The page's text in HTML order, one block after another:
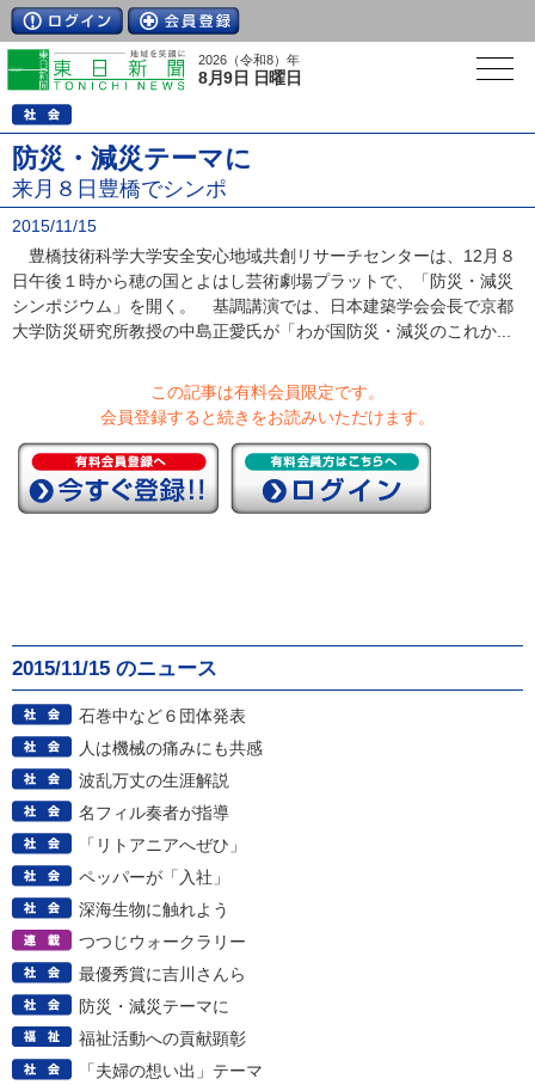
2026（令和8）年
8月9日 日曜日
防災・減災テーマに
来月８日豊橋でシンポ
2015/11/15
豊橋技術科学大学安全安心地域共創リサーチセンターは、12月８
日午後１時から穂の国とよはし芸術劇場プラットで、「防災・減災
シンポジウム」を開く。 基調講演では、日本建築学会会長で京都
大学防災研究所教授の中島正愛氏が「わが国防災・減災のこれか...
この記事は有料会員限定です。
会員登録すると続きをお読みいただけます。
2015/11/15 のニュース
石巻中など６団体発表
人は機械の痛みにも共感
波乱万丈の生涯解説
名フィル奏者が指導
「リトアニアへぜひ」
ペッパーが「入社」
深海生物に触れよう
つつじウォークラリー
最優秀賞に吉川さんら
防災・減災テーマに
福祉活動への貢献顕彰
「夫婦の想い出」テーマ